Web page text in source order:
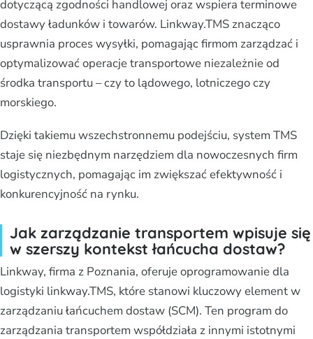
dotyczącą zgodności handlowej oraz wspiera terminowe
dostawy ładunków i towarów. Linkway.TMS znacząco
usprawnia proces wysyłki, pomagając firmom zarządzać i
optymalizować operacje transportowe niezależnie od
środka transportu – czy to lądowego, lotniczego czy
morskiego.
Dzięki takiemu wszechstronnemu podejściu, system TMS
staje się niezbędnym narzędziem dla nowoczesnych firm
logistycznych, pomagając im zwiększać efektywność i
konkurencyjność na rynku.
Jak zarządzanie transportem wpisuje się
w szerszy kontekst łańcucha dostaw?
Linkway, firma z Poznania, oferuje oprogramowanie dla
logistyki linkway.TMS, które stanowi kluczowy element w
zarządzaniu łańcuchem dostaw (SCM). Ten program do
zarządzania transportem współdziała z innymi istotnymi